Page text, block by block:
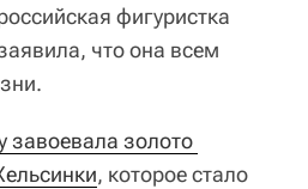
фигуристка
что она всем
завоевала золото
, которое стало